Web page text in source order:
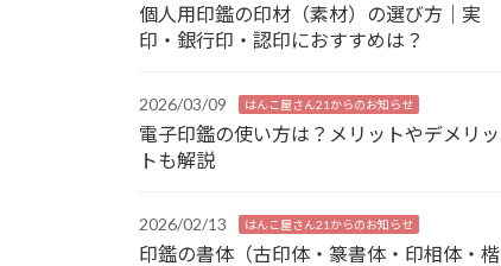
個人用印鑑の印材（素材）の選び方｜実
印・銀行印・認印におすすめは？
2026/03/09 はんこ屋さん21からのお知らせ
電子印鑑の使い方は？メリットやデメリッ
トも解説
2026/02/13 はんこ屋さん21からのお知らせ
印鑑の書体（古印体・篆書体・印相体・楷